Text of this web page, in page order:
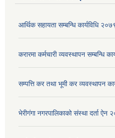
आर्थिक सहायता सम्बन्धि कार्यविधि
करारमा कर्मचारी व्यवस्थापन सम्बन्धि
सम्पत्ति कर तथा भूमी कर व्यवस्थापन
भेरीगंगा नगरपालिकाको संस्था दर्ता ऐन